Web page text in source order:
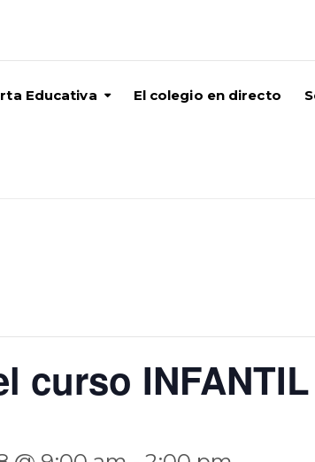
Educativa El colegio en directo
curso